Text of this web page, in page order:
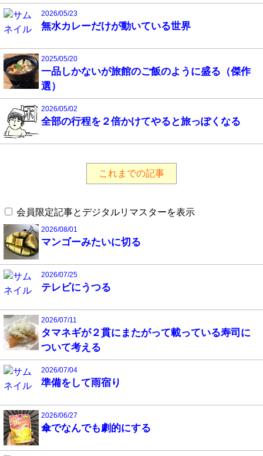
2026/05/23
無水カレーだけが動いている世界
2025/05/20
一品しかないが旅館のご飯のように盛る（傑作
選）
2026/05/02
全部の行程を２倍かけてやると旅っぽくなる
これまでの記事
会員限定記事とデジタルリマスターを表示
2026/08/01
マンゴーみたいに切る
2026/07/25
テレビにうつる
2026/07/11
タマネギが２貫にまたがって載っている寿司に
ついて考える
2026/07/04
準備をして雨宿り
2026/06/27
傘でなんでも劇的にする